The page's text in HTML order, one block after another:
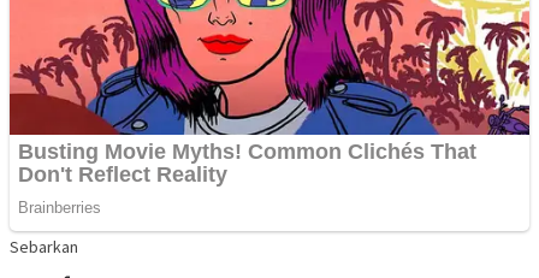
Sebarkan